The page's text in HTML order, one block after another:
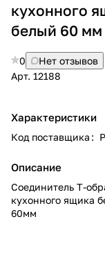
кухонного
белый 60 мм
0
Нет отзывов
Арт. 12188
Характеристики
Код поставщика :
Описание
Соединитель Т-
кухонного ящика
60мм